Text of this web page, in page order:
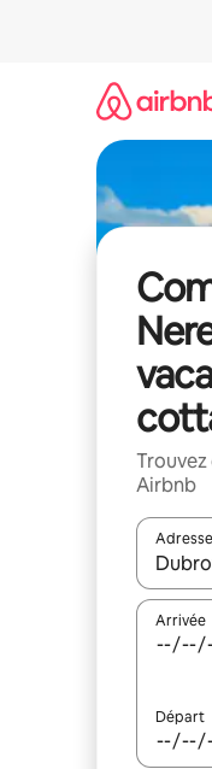
Airbnb
Adresse
Arrivée
Départ